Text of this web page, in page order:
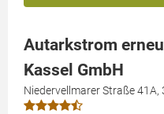
Autarkstrom
Kassel GmbH
Niedervellmarer Straße 41A,